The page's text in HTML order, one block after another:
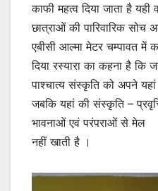
काफी महत्व दिया जाता है
छात्राओं की पारिवारिक सोच
एबीसी आल्मा मेटर चम्पावत में
दिया रस्यारा का कहना है
पाश्चात्य संस्कृति को अपने
जबकि यहां की संस्कृति –
भावनाओं एवं परंपराओं से मेल
नहीं खाती है ।